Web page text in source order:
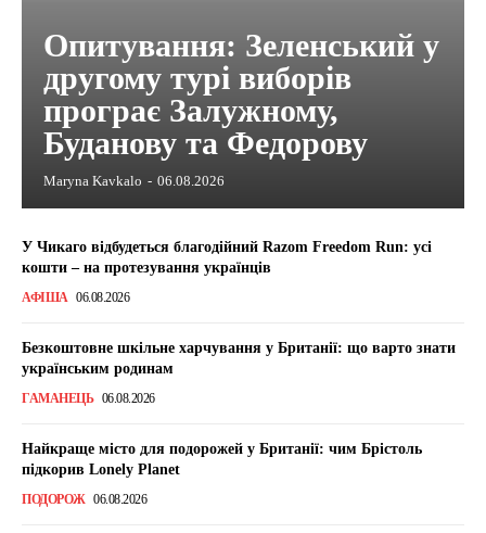
Опитування: Зеленський у
другому турі виборів
програє Залужному,
Буданову та Федорову
Maryna Kavkalo - 06.08.2026
У Чикаго відбудеться благодійний Razom Freedom Run: усі
кошти – на протезування українців
АФІША 06.08.2026
Безкоштовне шкільне харчування у Британії: що варто знати
українським родинам
ГАМАНЕЦЬ 06.08.2026
Найкраще місто для подорожей у Британії: чим Брістоль
підкорив Lonely Planet
ПОДОРОЖ 06.08.2026